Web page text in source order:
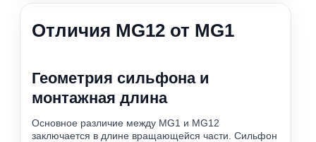
Отличия MG12 от MG1
Геометрия сильфона и
монтажная длина
Основное различие между MG1 и MG12
заключается в длине вращающейся части. Сильфон